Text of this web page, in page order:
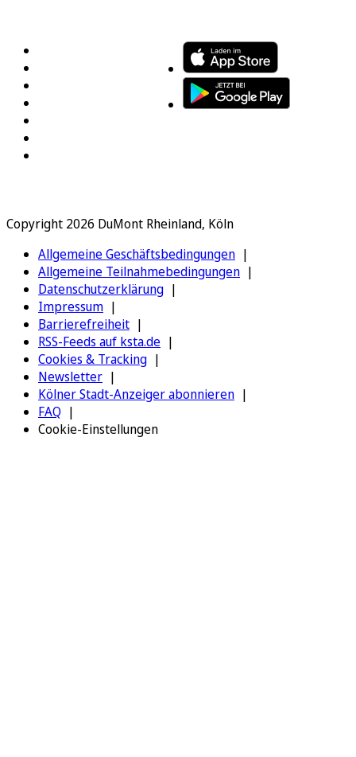
Copyright 2026 DuMont Rheinland, Köln
Allgemeine Geschäftsbedingungen
Allgemeine Teilnahmebedingungen
Datenschutzerklärung
Impressum
Barrierefreiheit
RSS-Feeds auf ksta.de
Cookies & Tracking
Newsletter
Kölner Stadt-Anzeiger abonnieren
FAQ
Cookie-Einstellungen